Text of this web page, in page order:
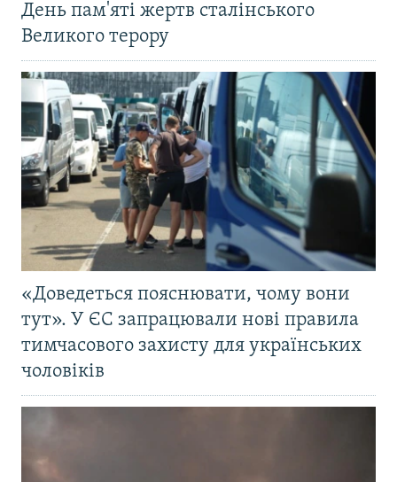
День пам'яті жертв сталінського
Великого терору
«Доведеться пояснювати, чому вони
тут». У ЄС запрацювали нові правила
тимчасового захисту для українських
чоловіків